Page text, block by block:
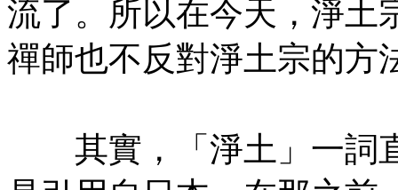
流了。所以在今天，淨土
禪師也不反對淨土宗的方
其實，「淨土」一詞